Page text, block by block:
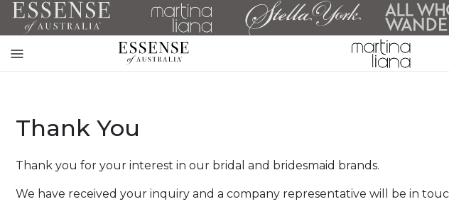
mobile
Thank You
Thank you for your interest in our bridal and bridesmaid brands.
We have received your inquiry and a company representative will be in